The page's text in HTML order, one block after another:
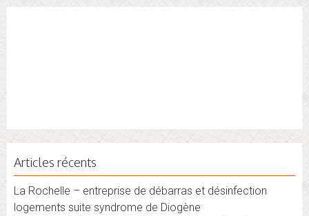
Articles récents
La Rochelle – entreprise de débarras et désinfection
logements suite syndrome de Diogène